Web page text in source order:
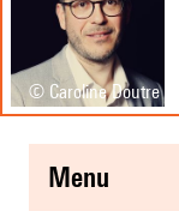
© Caroline Doutre
menu